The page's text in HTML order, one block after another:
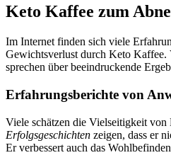
Keto Kaffee zum
Im Internet finden sich viele
Gewichtsverlust durch Keto
sprechen über beeindruckende
Erfahrungsberichte von
Viele schätzen die Vielseitigkeit von
Erfolgsgeschichten zeigen, dass er
Er verbessert auch das